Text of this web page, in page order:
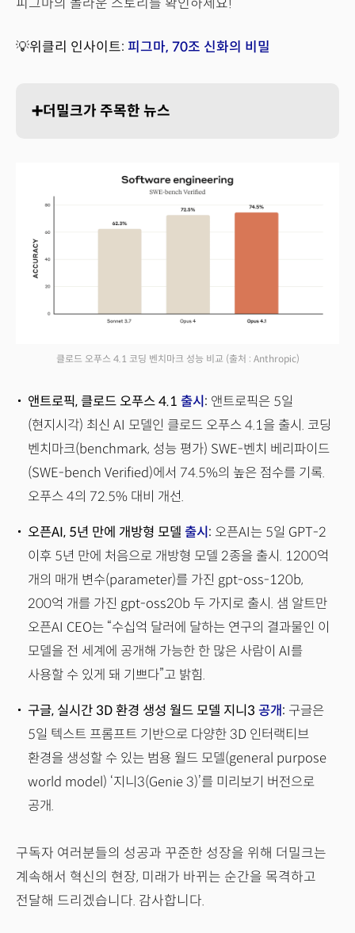
피그마의 놀라운 스토리를 확인하세요!
💡위클리 인사이트: 피그마, 70조 신화의 비밀
➕더밀크가 주목한 뉴스
클로드 오푸스 4.1 코딩 벤치마크 성능 비교 (출처 : Anthropic)
앤트로픽, 클로드 오푸스 4.1 출시 : 앤트로픽은 5일
(현지시각) 최신 AI 모델인 클로드 오푸스 4.1을 출시. 코딩
벤치마크(benchmark, 성능 평가) SWE-벤치 베리파이드
(SWE-bench Verified)에서 74.5%의 높은 점수를 기록.
오푸스 4의 72.5% 대비 개선.
오픈AI, 5년 만에 개방형 모델 출시 : 오픈AI는 5일 GPT-2
이후 5년 만에 처음으로 개방형 모델 2종을 출시. 1200억
개의 매개 변수(parameter)를 가진 gpt-oss-120b,
200억 개를 가진 gpt-oss20b 두 가지로 출시. 샘 알트만
오픈AI CEO는 “수십억 달러에 달하는 연구의 결과물인 이
모델을 전 세계에 공개해 가능한 한 많은 사람이 AI를
사용할 수 있게 돼 기쁘다”고 밝힘.
구글, 실시간 3D 환경 생성 월드 모델 지니3 공개: 구글은
5일 텍스트 프롬프트 기반으로 다양한 3D 인터랙티브
환경을 생성할 수 있는 범용 월드 모델(general purpose
world model) ‘지니3(Genie 3)’를 미리보기 버전으로
공개.
구독자 여러분들의 성공과 꾸준한 성장을 위해 더밀크는
계속해서 혁신의 현장, 미래가 바뀌는 순간을 목격하고
전달해 드리겠습니다. 감사합니다.